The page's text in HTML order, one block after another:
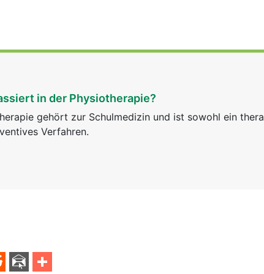
in der Physiotherapie?
gehört zur Schulmedizin und ist sowohl ein
Verfahren.